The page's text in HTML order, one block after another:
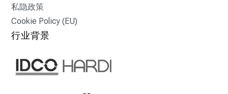
私隐政策
Cookie Policy (EU)
行业背景